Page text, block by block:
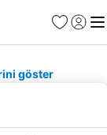
Favoriler
Giriş
göster